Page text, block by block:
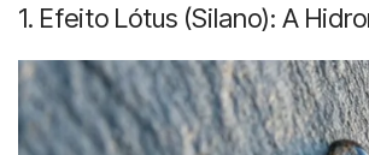
1. Efeito Lótus (Silano): A